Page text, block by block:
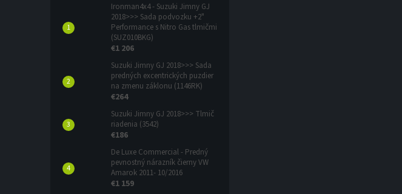
Ironman4x4 - Suzuki Jimny GJ
2018>>> Sada podvozku +2"
Performance s Nitro Gas tlmičmi
(SUZ010BKG)
€1 206
Suzuki Jimny GJ 2018>>> Sada
predných excentrických puzdier
na zmenu záklonu (1146RK)
€264
Suzuki Jimny GJ 2018>>> Tlmič
riadenia (3542)
€186
De Luxe Commercial - Predný
pevnostný nárazník čierny VW
Amarok 2011- 10/2016
€1 159